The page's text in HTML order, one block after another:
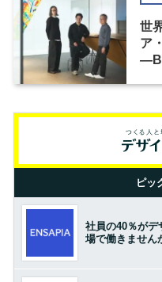
世
ア
ピッ
社員の40％がデ
場で働きません